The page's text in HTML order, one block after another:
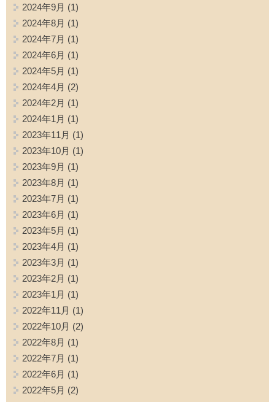
2024年9月 (1)
2024年8月 (1)
2024年7月 (1)
2024年6月 (1)
2024年5月 (1)
2024年4月 (2)
2024年2月 (1)
2024年1月 (1)
2023年11月 (1)
2023年10月 (1)
2023年9月 (1)
2023年8月 (1)
2023年7月 (1)
2023年6月 (1)
2023年5月 (1)
2023年4月 (1)
2023年3月 (1)
2023年2月 (1)
2023年1月 (1)
2022年11月 (1)
2022年10月 (2)
2022年8月 (1)
2022年7月 (1)
2022年6月 (1)
2022年5月 (2)